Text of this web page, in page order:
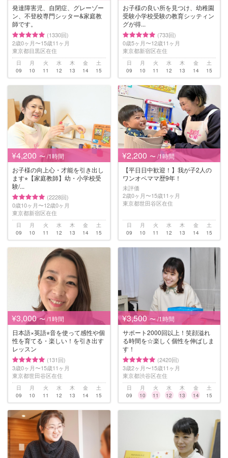
発達障害児、自閉症、グレーゾー
ン、不登校専門シッター&家庭教
師です。
(1330回)
2歳0ヶ月〜15歳11ヶ月
東京都目黒区在住
日
09
月
10
火
11
水
12
木
13
金
14
土
15
お子様の良い所を見つけ、幼稚園
受験小学校受験の教育シッティン
グが得...
(733回)
0歳5ヶ月〜12歳11ヶ月
東京都新宿区在住
日
09
月
10
火
11
水
12
木
13
金
14
土
15
¥4,200 〜 /1時間
お子様の向上心・才能を引き出し
ます⭐︎【家庭教師】幼・小学校受
験/...
(2228回)
0歳10ヶ月〜12歳0ヶ月
東京都新宿区在住
日
09
月
10
火
11
水
12
木
13
金
14
土
15
¥2,200 〜 /1時間
【平日日中歓迎！】我が子2人の
ワンオペママ歴9年！
未評価
2歳0ヶ月〜15歳11ヶ月
東京都世田谷区在住
日
09
月
10
火
11
水
12
木
13
金
14
土
15
¥3,000 〜 /1時間
日本語×英語⭐︎音を使って感性や個
性を育てる・楽しい！を引き出す
レッスン
(131回)
3歳0ヶ月〜15歳11ヶ月
東京都世田谷区在住
日
09
月
10
火
11
水
12
木
13
金
14
土
15
¥3,500 〜 /1時間
サポート2000回以上！笑顔溢れ
る時間を☆楽しく個性を伸ばしま
す！
(2420回)
3歳2ヶ月〜15歳11ヶ月
東京都渋谷区在住
日
09
月
10
火
11
水
12
木
13
金
14
土
15